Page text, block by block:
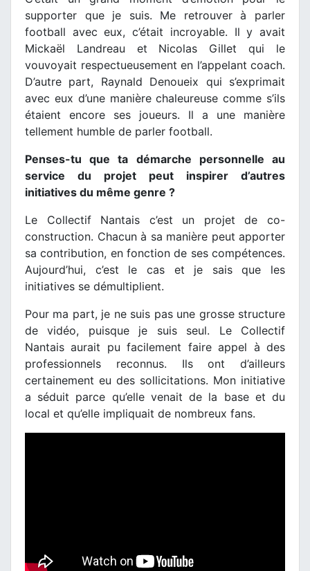
supporter que je suis. Me retrouver à parler
football avec eux, c’était incroyable. Il y avait
Mickaël Landreau et Nicolas Gillet qui le
vouvoyait respectueusement en l’appelant coach.
D’autre part, Raynald Denoueix qui s’exprimait
avec eux d’une manière chaleureuse comme s’ils
étaient encore ses joueurs. Il a une manière
tellement humble de parler football.
Penses-tu que ta démarche personnelle au
service du projet peut inspirer d’autres
initiatives du même genre ?
Le Collectif Nantais c’est un projet de co-
construction. Chacun à sa manière peut apporter
sa contribution, en fonction de ses compétences.
Aujourd’hui, c’est le cas et je sais que les
initiatives se démultiplient.
Pour ma part, je ne suis pas une grosse structure
de vidéo, puisque je suis seul. Le Collectif
Nantais aurait pu facilement faire appel à des
professionnels reconnus. Ils ont d’ailleurs
certainement eu des sollicitations. Mon initiative
a séduit parce qu’elle venait de la base et du
local et qu’elle impliquait de nombreux fans.